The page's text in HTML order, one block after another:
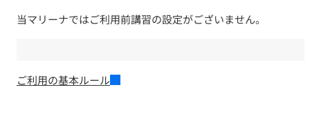
当マリーナではご利用前講習の設定がございません。
ご利用の基本ルール